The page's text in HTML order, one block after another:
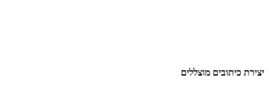
יצירת כיתובים מוצללים